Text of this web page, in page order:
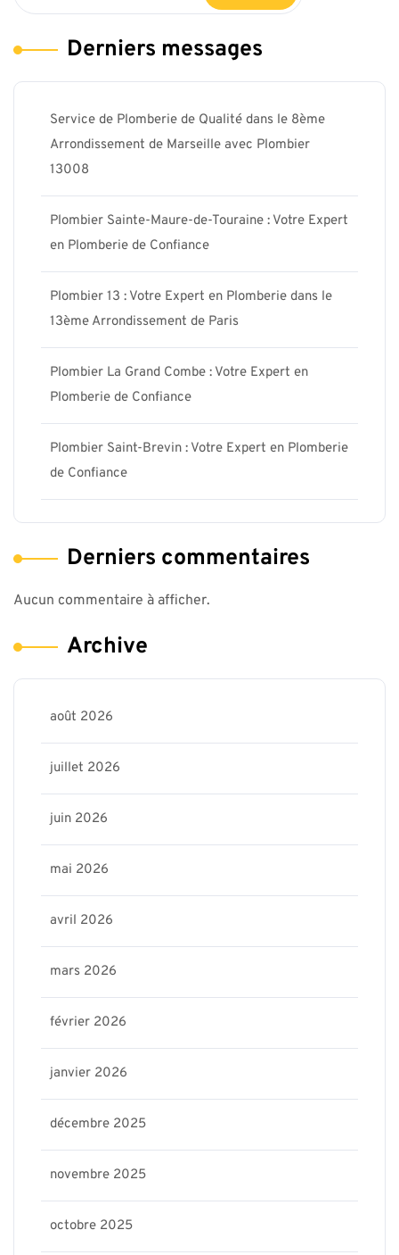
Derniers messages
Service de Plomberie de Qualité dans le 8ème
Arrondissement de Marseille avec Plombier
13008
Plombier Sainte-Maure-de-Touraine : Votre Expert
en Plomberie de Confiance
Plombier 13 : Votre Expert en Plomberie dans le
13ème Arrondissement de Paris
Plombier La Grand Combe : Votre Expert en
Plomberie de Confiance
Plombier Saint-Brevin : Votre Expert en Plomberie
de Confiance
Derniers commentaires
Aucun commentaire à afficher.
Archive
août 2026
juillet 2026
juin 2026
mai 2026
avril 2026
mars 2026
février 2026
janvier 2026
décembre 2025
novembre 2025
octobre 2025